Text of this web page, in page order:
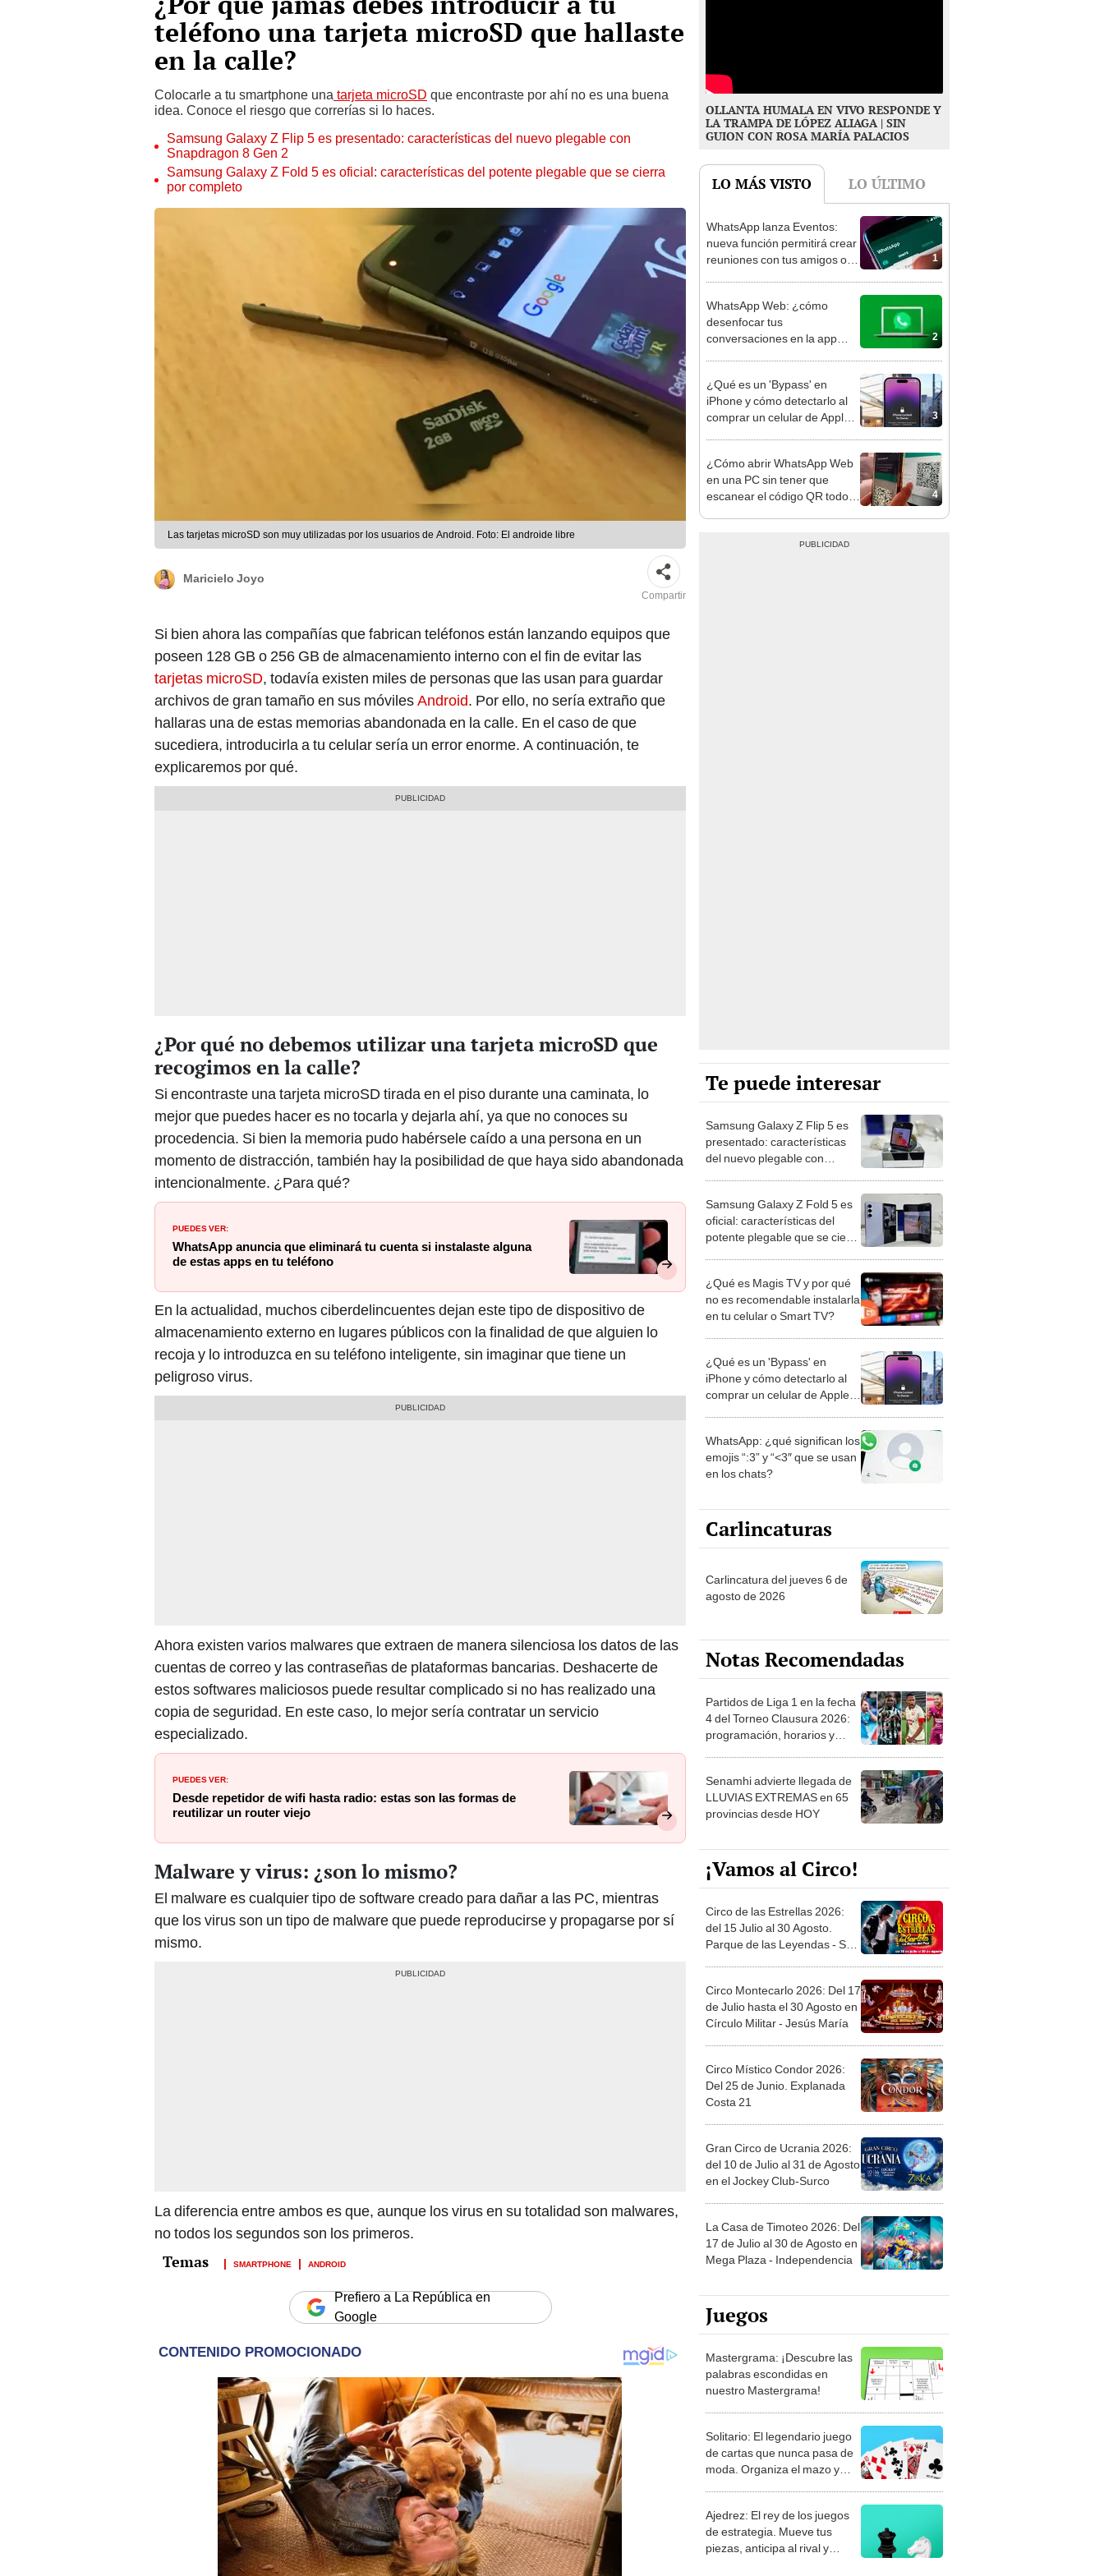
teléfono una tarjeta microSD que hallaste
en la calle?
Colocarle a tu smartphone una tarjeta microSD que encontraste por ahí no es una buena
idea. Conoce el riesgo que correrías si lo haces.
Samsung Galaxy Z Flip 5 es presentado: características del nuevo plegable con
Snapdragon 8 Gen 2
Samsung Galaxy Z Fold 5 es oficial: características del potente plegable que se cierra
por completo
Las tarjetas microSD son muy utilizadas por los usuarios de Android. Foto: El androide libre
Maricielo Joyo
Compartir
Si bien ahora las compañías que fabrican teléfonos están lanzando equipos que
poseen 128 GB o 256 GB de almacenamiento interno con el fin de evitar las
tarjetas microSD, todavía existen miles de personas que las usan para guardar
archivos de gran tamaño en sus móvilesAndroid. Por ello, no sería extraño que
hallaras una de estas memorias abandonada en la calle. En el caso de que
sucediera, introducirla a tu celular sería un error enorme. A continuación, te
explicaremos por qué.
¿Por qué no debemos utilizar una tarjeta microSD que
recogimos en la calle?
Si encontraste una tarjeta microSD tirada en el piso durante una caminata, lo
mejor que puedes hacer es no tocarla y dejarla ahí, ya que no conoces su
procedencia. Si bien la memoria pudo habérsele caído a una persona en un
momento de distracción, también hay la posibilidad de que haya sido abandonada
intencionalmente. ¿Para qué?
PUEDES VER:
WhatsApp anuncia que eliminará tu cuenta si instalaste alguna
de estas apps en tu teléfono
En la actualidad, muchos ciberdelincuentes dejan este tipo de dispositivo de
almacenamiento externo en lugares públicos con la finalidad de que alguien lo
recoja y lo introduzca en su teléfono inteligente, sin imaginar que tiene un
peligroso virus.
Ahora existen varios malwares que extraen de manera silenciosa los datos de las
cuentas de correo y las contraseñas de plataformas bancarias. Deshacerte de
estos softwares maliciosos puede resultar complicado si no has realizado una
copia de seguridad. En este caso, lo mejor sería contratar un servicio
especializado.
PUEDES VER:
Desde repetidor de wifi hasta radio: estas son las formas de
reutilizar un router viejo
Malware y virus: ¿son lo mismo?
El malware es cualquier tipo de software creado para dañar a las PC, mientras
que los virus son un tipo de malware que puede reproducirse y propagarse por sí
mismo.
La diferencia entre ambos es que, aunque los virus en su totalidad son malwares,
no todos los segundos son los primeros.
SMARTPHONE ANDROID
Prefiero a La República en
Google
OLLANTA HUMALA EN VIVO RESPONDE Y
LA TRAMPA DE LÓPEZ ALIAGA | SIN
GUION CON ROSA MARÍA PALACIOS
LO MÁS VISTO LO ÚLTIMO
1
WhatsApp lanza Eventos:
nueva función permitirá crear
reuniones con tus amigos o
2
WhatsApp Web: ¿cómo
desenfocar tus
conversaciones en la app
3
¿Qué es un 'Bypass' en
iPhone y cómo detectarlo al
comprar un celular de Apple
4
¿Cómo abrir WhatsApp Web
en una PC sin tener que
escanear el código QR todo el
Te puede interesar
Samsung Galaxy Z Flip 5 es
presentado: características
del nuevo plegable con
Samsung Galaxy Z Fold 5 es
oficial: características del
potente plegable que se cierra
¿Qué es Magis TV y por qué
no es recomendable instalarla
en tu celular o Smart TV?
¿Qué es un 'Bypass' en
iPhone y cómo detectarlo al
comprar un celular de Apple
WhatsApp: ¿qué significan los
emojis “:3” y “<3″ que se usan
en los chats?
Carlincaturas
Carlincatura del jueves 6 de
agosto de 2026
Notas Recomendadas
Partidos de Liga 1 en la fecha
4 del Torneo Clausura 2026:
programación, horarios y
Senamhi advierte llegada de
LLUVIAS EXTREMAS en 65
provincias desde HOY
¡Vamos al Circo!
Circo de las Estrellas 2026:
del 15 Julio al 30 Agosto.
Parque de las Leyendas - San
Circo Montecarlo 2026: Del 17
de Julio hasta el 30 Agosto en
Círculo Militar - Jesús María
Circo Místico Condor 2026:
Del 25 de Junio. Explanada
Costa 21
Gran Circo de Ucrania 2026:
del 10 de Julio al 31 de Agosto
en el Jockey Club-Surco
La Casa de Timoteo 2026: Del
17 de Julio al 30 de Agosto en
Mega Plaza - Independencia
Juegos
Mastergrama: ¡Descubre las
palabras escondidas en
nuestro Mastergrama!
Solitario: El legendario juego
de cartas que nunca pasa de
moda. Organiza el mazo y
Ajedrez: El rey de los juegos
de estrategia. Mueve tus
piezas, anticipa al rival y